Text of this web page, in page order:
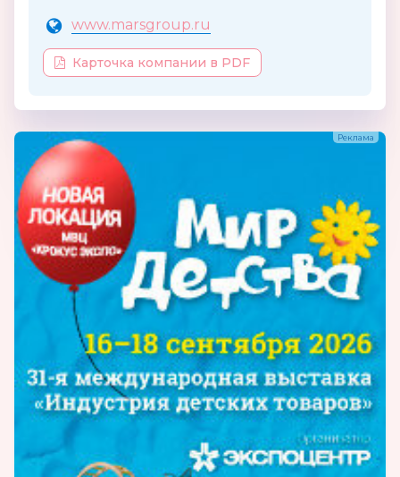
www.marsgroup.ru
Карточка компании в PDF